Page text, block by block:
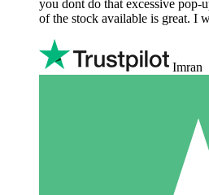
you dont do that excessive pop-
of the stock available is great. I
Imran